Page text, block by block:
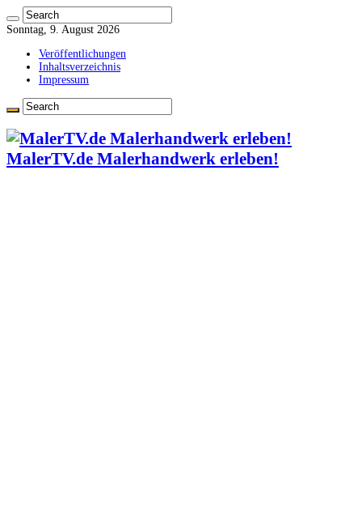
Sonntag, 9. August 2026
Veröffentlichungen
Inhaltsverzeichnis
Impressum
MalerTV.de Malerhandwerk erleben!